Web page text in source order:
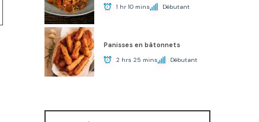
1 hr 10 mins Débutant
Panisses en bâtonnets
2 hrs 25 mins Débutant